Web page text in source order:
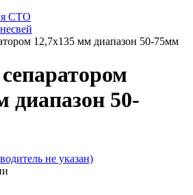
СТО
12,7х135 мм диапазон 50-75мм
диапазон 50-
не указан)